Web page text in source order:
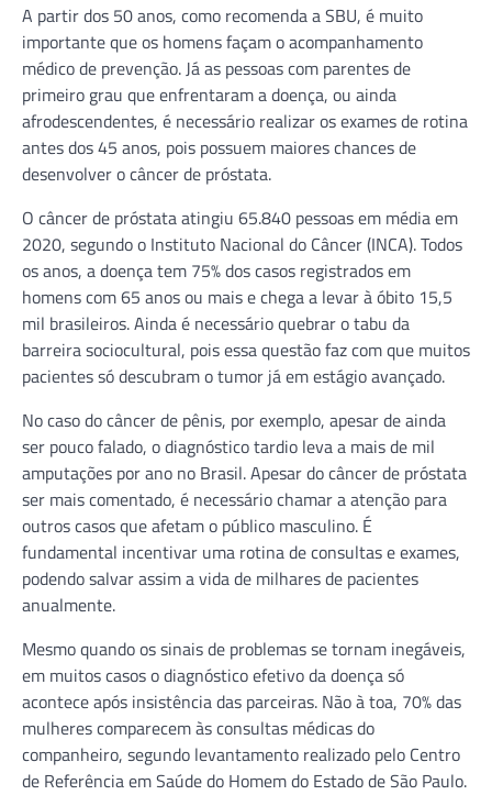
A partir dos 50 anos, como recomenda a SBU, é muito
importante que os homens façam o acompanhamento
médico de prevenção. Já as pessoas com parentes de
primeiro grau que enfrentaram a doença, ou ainda
afrodescendentes, é necessário realizar os exames de rotina
antes dos 45 anos, pois possuem maiores chances de
desenvolver o câncer de próstata.
O câncer de próstata atingiu 65.840 pessoas em média em
2020, segundo o Instituto Nacional do Câncer (INCA). Todos
os anos, a doença tem 75% dos casos registrados em
homens com 65 anos ou mais e chega a levar à óbito 15,5
mil brasileiros. Ainda é necessário quebrar o tabu da
barreira sociocultural, pois essa questão faz com que muitos
pacientes só descubram o tumor já em estágio avançado.
No caso do câncer de pênis, por exemplo, apesar de ainda
ser pouco falado, o diagnóstico tardio leva a mais de mil
amputações por ano no Brasil. Apesar do câncer de próstata
ser mais comentado, é necessário chamar a atenção para
outros casos que afetam o público masculino. É
fundamental incentivar uma rotina de consultas e exames,
podendo salvar assim a vida de milhares de pacientes
anualmente.
Mesmo quando os sinais de problemas se tornam inegáveis,
em muitos casos o diagnóstico efetivo da doença só
acontece após insistência das parceiras. Não à toa, 70% das
mulheres comparecem às consultas médicas do
companheiro, segundo levantamento realizado pelo Centro
de Referência em Saúde do Homem do Estado de São Paulo.